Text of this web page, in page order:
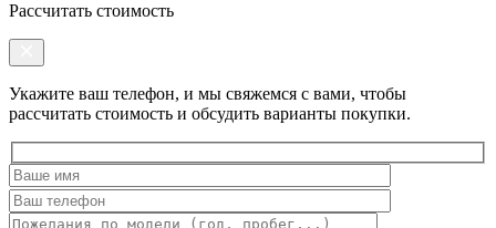
Рассчитать стоимость
Укажите ваш телефон, и мы свяжемся с вами, чтобы
рассчитать стоимость и обсудить варианты покупки.
Оставьте
это